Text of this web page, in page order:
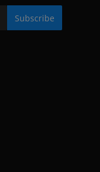
Subscribe